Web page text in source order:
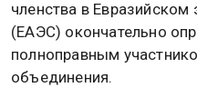
членства в
(ЕАЭС) окончательно
полноправным
объединения.